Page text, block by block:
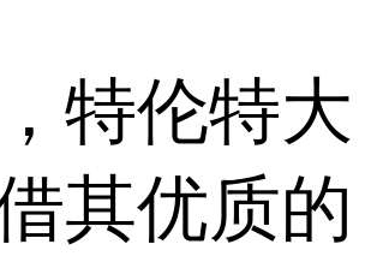
特伦特大
其优质的